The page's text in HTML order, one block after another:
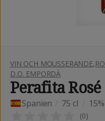
VIN OCH MOUSSERANDE,
D.O. EMPORDÀ
Perafita Rosé
Spanien 75 cl 15%
(0)